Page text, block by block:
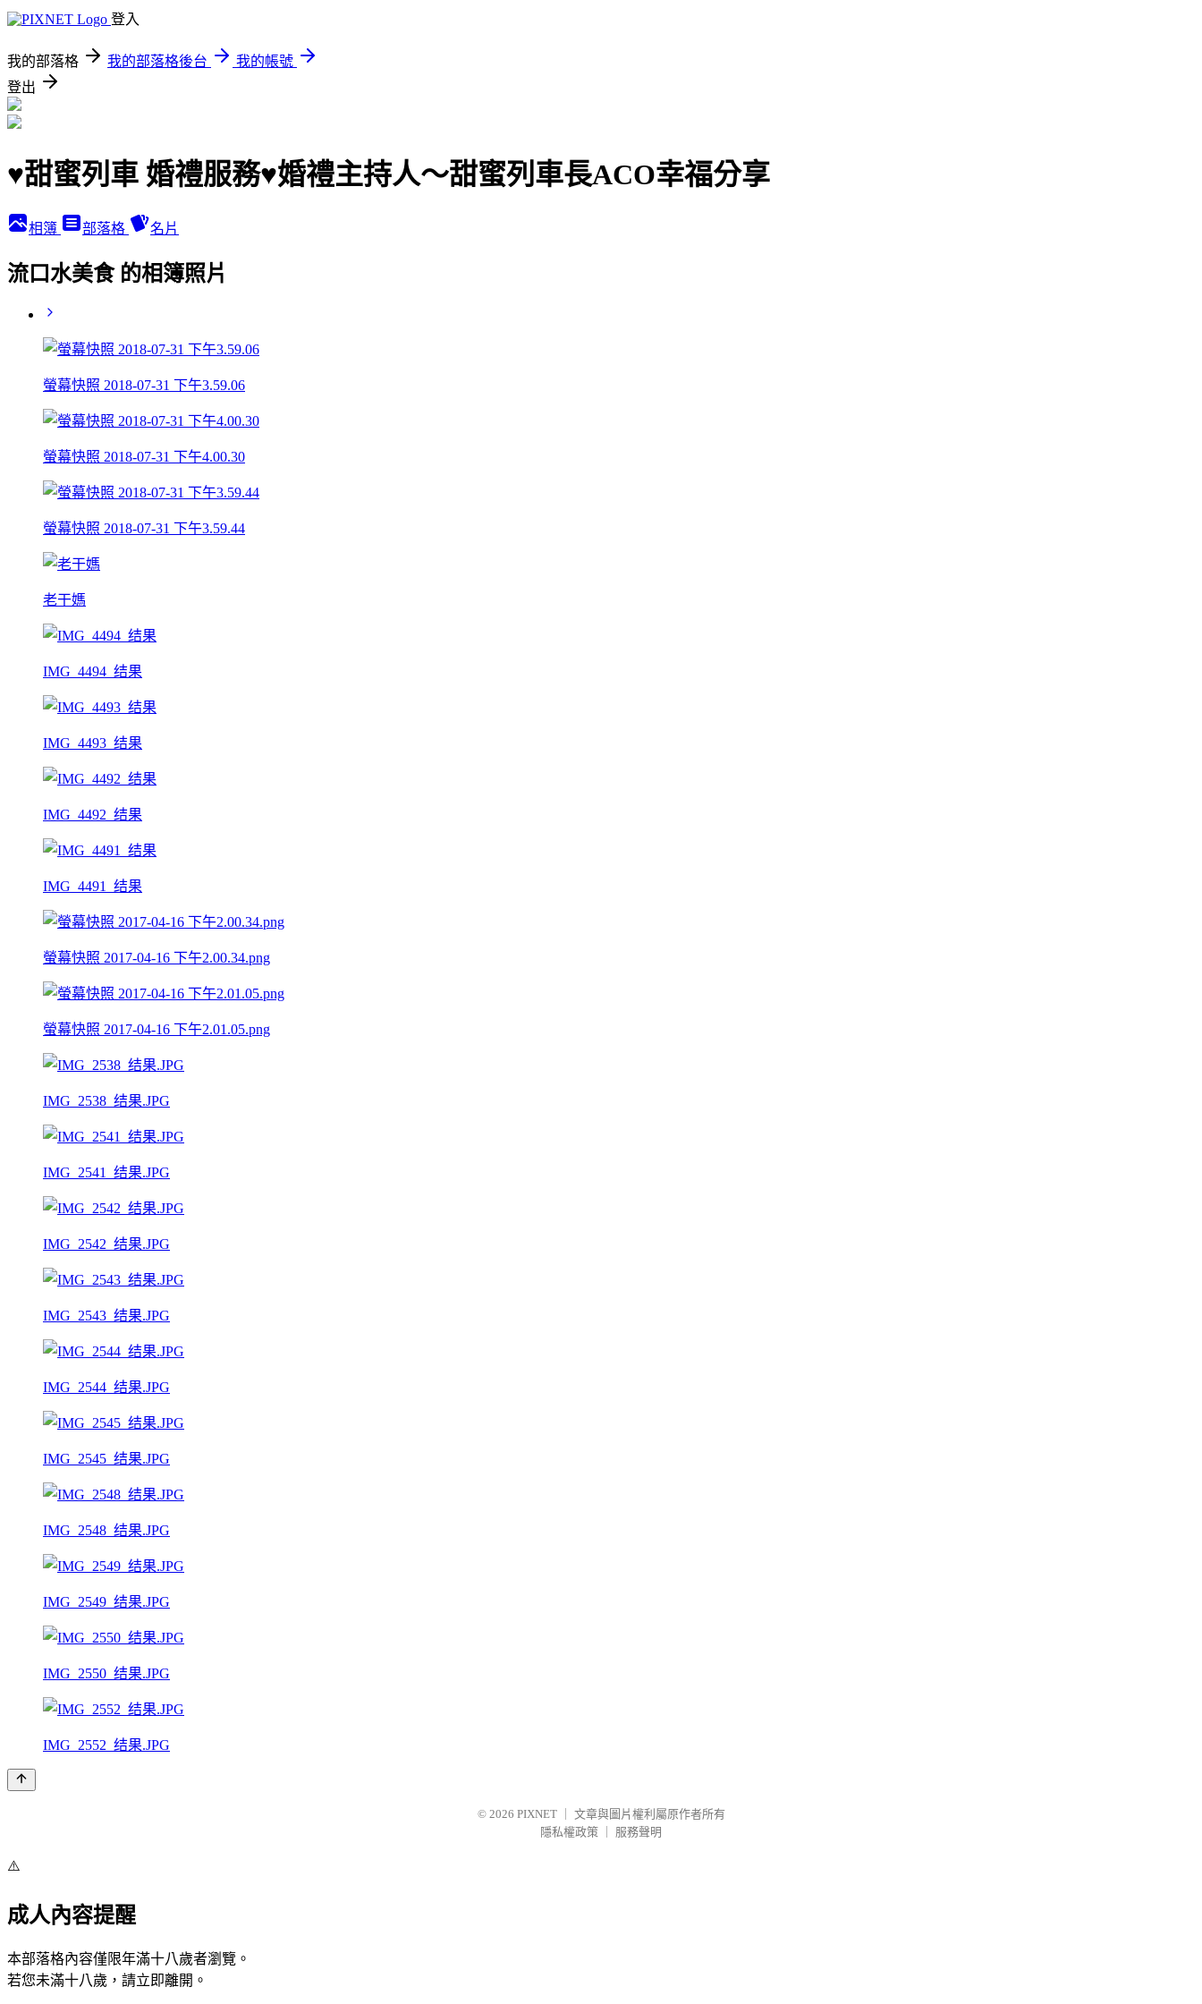
登入
我的部落格 我的部落格後台
我的帳號
登出
♥甜蜜列車 婚禮服務♥婚禮主持人～甜蜜列車長ACO幸福分享
相簿 部落格 名片
流口水美食 的相簿照片
螢幕快照 2018-07-31 下午3.59.06
螢幕快照 2018-07-31 下午4.00.30
螢幕快照 2018-07-31 下午3.59.44
老干媽
IMG_4494_结果
IMG_4493_结果
IMG_4492_结果
IMG_4491_结果
螢幕快照 2017-04-16 下午2.00.34.png
螢幕快照 2017-04-16 下午2.01.05.png
IMG_2538_结果.JPG
IMG_2541_结果.JPG
IMG_2542_结果.JPG
IMG_2543_结果.JPG
IMG_2544_结果.JPG
IMG_2545_结果.JPG
IMG_2548_结果.JPG
IMG_2549_结果.JPG
IMG_2550_结果.JPG
IMG_2552_结果.JPG
© 2026 PIXNET
文章與圖片權利屬原作者所有
隱私權政策
服務聲明
⚠️
成人內容提醒
本部落格內容僅限年滿十八歲者瀏覽。
若您未滿十八歲，請立即離開。